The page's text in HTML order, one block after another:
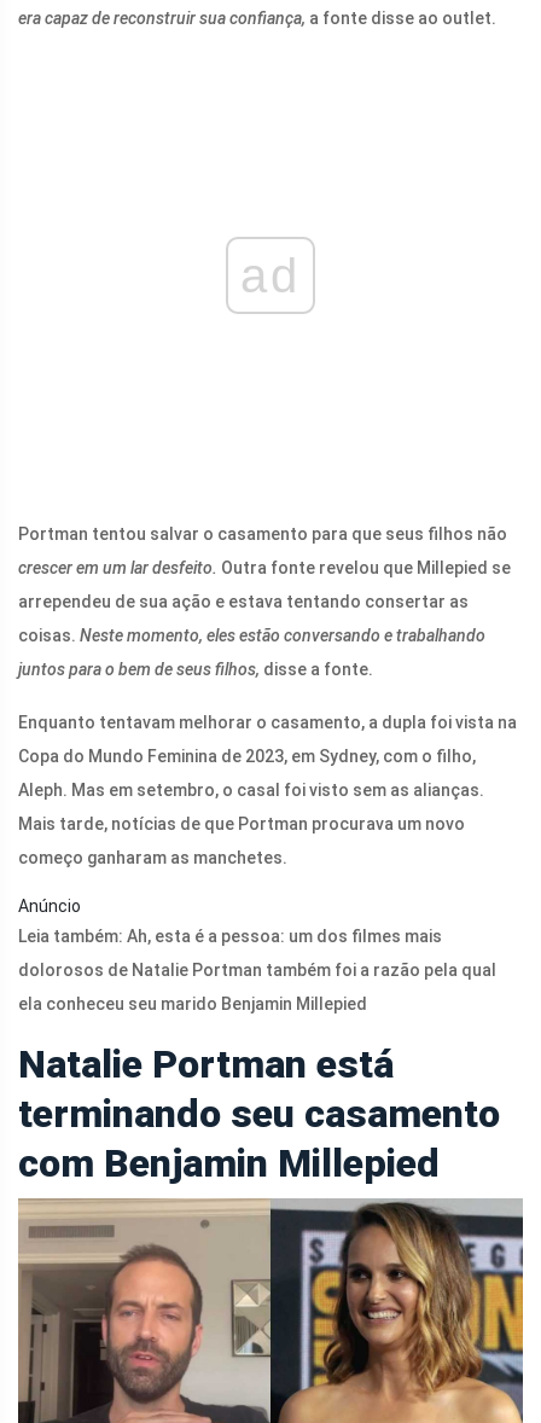
era capaz de reconstruir sua confiança, a fonte disse ao outlet.
ad
Portman tentou salvar o casamento para que seus filhos não
crescer em um lar desfeito. Outra fonte revelou que Millepied se
arrependeu de sua ação e estava tentando consertar as
coisas. Neste momento, eles estão conversando e trabalhando
juntos para o bem de seus filhos, disse a fonte.
Enquanto tentavam melhorar o casamento, a dupla foi vista na
Copa do Mundo Feminina de 2023, em Sydney, com o filho,
Aleph. Mas em setembro, o casal foi visto sem as alianças.
Mais tarde, notícias de que Portman procurava um novo
começo ganharam as manchetes.
Anúncio
Leia também: Ah, esta é a pessoa: um dos filmes mais
dolorosos de Natalie Portman também foi a razão pela qual
ela conheceu seu marido Benjamin Millepied
Natalie Portman está
terminando seu casamento
com Benjamin Millepied